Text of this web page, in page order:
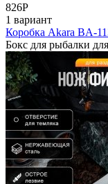
826Р
1 вариант
Коробка Akara BA-
Бокс для рыбалки